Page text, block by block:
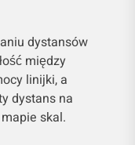
dystansów
między
linijki, a
dystans na
skal.